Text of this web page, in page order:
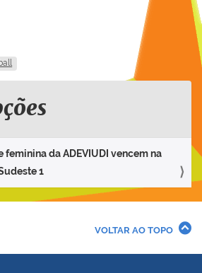
feminina da ADEVIUDI vencem na
1
VOLTAR AO TOPO